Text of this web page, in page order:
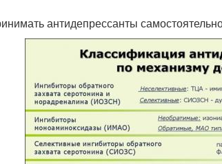
антидепрессанты